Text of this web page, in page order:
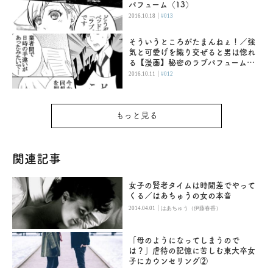
パフューム（13）
2016.10.18 |#013
そういうところがたまんねぇ！／強
気と可愛げを織り交ぜると男は惚れ
る【漫画】秘密のラブパフューム
（12）
2016.10.11 |#012
もっと見る
関連記事
女子の賢者タイムは時間差でやって
くる／はあちゅうの女の本音
2014.04.01 |はあちゅう（伊藤春香）
「母のようになってしまうので
は？」虐待の記憶に苦しむ東大卒女
子にカウンセリング②